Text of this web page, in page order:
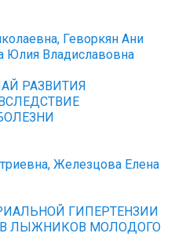
Геворкян Ани
Юлия Владиславовна
РАЗВИТИЯ
Железцова Елена
ГИПЕРТЕНЗИИ
ЛЫЖНИКОВ МОЛОДОГО